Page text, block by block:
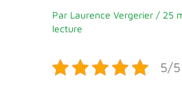
Par Laurence Vergerier / 25
lecture
5/